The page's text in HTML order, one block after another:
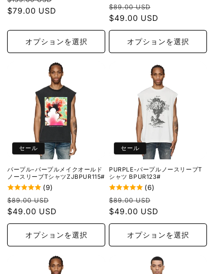
常
格
格
$79.00 USD
オプションを選択
通
常
価
$89.00 USD
ー
ル
価
格
$49.00 USD
オプションを選択
セール
パープル-パープルメイクオールド
ノースリーブTシャツZJBPUR115#
(9)
通
常
価
$89.00 USD
ー
ル
価
格
$49.00 USD
オプションを選択
セール
PURPLE-パープルノースリーブT
シャツ BPUR123#
(6)
通
常
価
$89.00 USD
ー
ル
価
格
$49.00 USD
オプションを選択